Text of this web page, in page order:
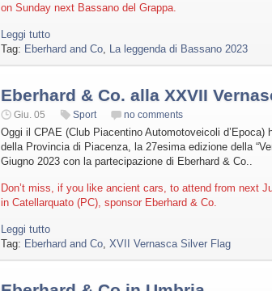
on Sunday next Bassano del Grappa.
Leggi tutto
Tag: Eberhard and Co La leggenda di Bassano 2023
Eberhard & Co. alla XXVII
Giu. 05 Sport no comments
Oggi il CPAE (Club Piacentino Automotoveicoli
della Provincia di Piacenza, la 27esima edizione della
Giugno 2023 con la partecipazione di Eberhard & Co..
Don’t miss, if you like ancient cars, to attend from next
in Catellarquato (PC), sponsor Eberhard & Co.
Leggi tutto
Tag: Eberhard and Co XVII Vernasca Silver Flag